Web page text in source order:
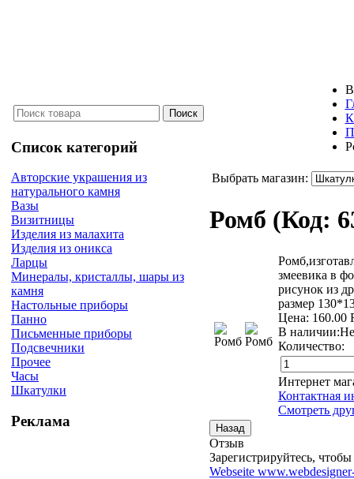
Список категорий
Авторские украшения из
натурального камня
Вазы
Визитницы
Изделия из малахита
Изделия из оникса
Ларцы
Минералы, кристаллы, шары из
камня
Настольные приборы
Панно
Письменные приборы
Подсвечники
Прочее
Часы
Шкатулки
Реклама
Выбрать магазин:
Ромб (Код:
змеевика в
рисунок из
размер
Цена: 160.00
В наличии:
Количество:
Интернет
Контактная
Смотреть
Отзыв
Зарегистрируйтесь, чтобы
Webseite